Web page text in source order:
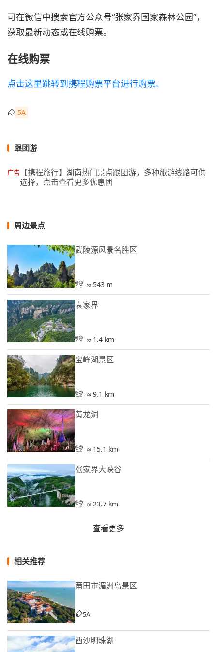
可在微信中搜索官方公众号“张家界国家森林公园”，
获取最新动态或在线购票。
在线购票
点击这里跳转到携程购票平台进行购票。
5A
跟团游
广告 【携程旅行】湖南热门景点跟团游，多种旅游线路可供
选择，点击查看更多优惠团
周边景点
武陵源风景名胜区
≈ 543 m
袁家界
≈ 1.4 km
宝峰湖景区
≈ 9.1 km
黄龙洞
≈ 15.1 km
张家界大峡谷
≈ 23.7 km
查看更多
相关推荐
莆田市湄洲岛景区
5A
西沙明珠湖